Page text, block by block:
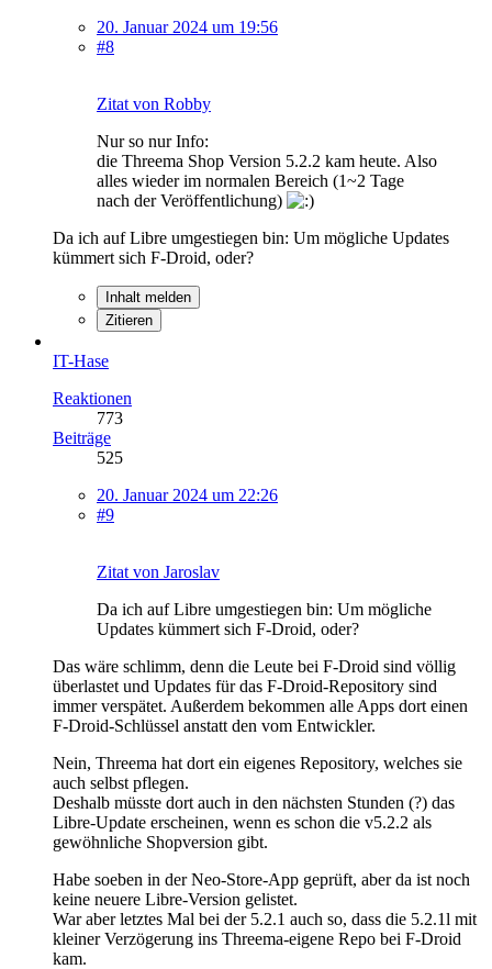
20. Januar 2024 um 19:56
#8
Zitat von Robby
Nur so nur Info:
die Threema Shop Version 5.2.2 kam heute. Also
alles wieder im normalen Bereich (1~2 Tage
nach der Veröffentlichung)
Da ich auf Libre umgestiegen bin: Um mögliche Updates
kümmert sich F-Droid, oder?
Inhalt melden
Zitieren
IT-Hase
Reaktionen
773
Beiträge
525
20. Januar 2024 um 22:26
#9
Zitat von Jaroslav
Da ich auf Libre umgestiegen bin: Um mögliche
Updates kümmert sich F-Droid, oder?
Das wäre schlimm, denn die Leute bei F-Droid sind völlig
überlastet und Updates für das F-Droid-Repository sind
immer verspätet. Außerdem bekommen alle Apps dort einen
F-Droid-Schlüssel anstatt den vom Entwickler.
Nein, Threema hat dort ein eigenes Repository, welches sie
auch selbst pflegen.
Deshalb müsste dort auch in den nächsten Stunden (?) das
Libre-Update erscheinen, wenn es schon die v5.2.2 als
gewöhnliche Shopversion gibt.
Habe soeben in der Neo-Store-App geprüft, aber da ist noch
keine neuere Libre-Version gelistet.
War aber letztes Mal bei der 5.2.1 auch so, dass die 5.2.1l mit
kleiner Verzögerung ins Threema-eigene Repo bei F-Droid
kam.